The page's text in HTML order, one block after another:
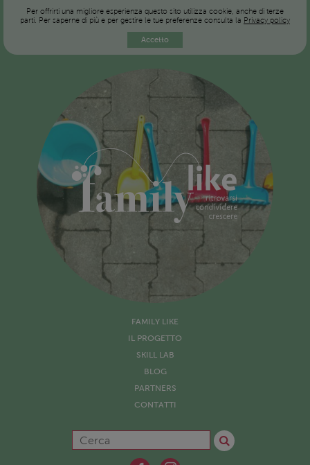
Per offrirti una migliore esperienza questo sito utilizza cookie, anche di terze
parti. Per saperne di più e per gestire le tue preferenze consulta la Privacy policy
Accetto
FAMILY LIKE
IL PROGETTO
SKILL LAB
BLOG
PARTNERS
CONTATTI